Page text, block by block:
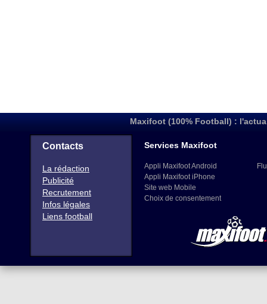
Maxifoot (100% Football) :
Contacts
La rédaction
Publicité
Recrutement
Infos légales
Liens football
Services Maxifoot
Appli Maxifoot Android
Appli Maxifoot iPhone
Site web Mobile
Choix de consentement